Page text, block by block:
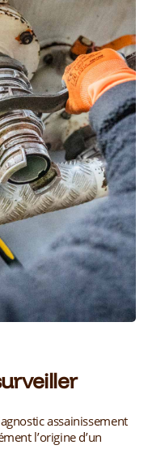
assainissement
l’origine d’un